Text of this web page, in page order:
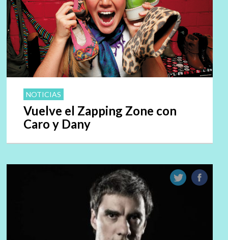
NOTICIAS
Vuelve el Zapping Zone con
Caro y Dany